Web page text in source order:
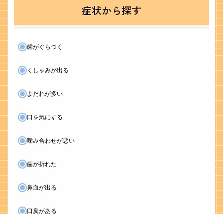
症状から探す
歯がぐらつく
くしゃみが出る
よだれが多い
口を気にする
噛み合わせが悪い
歯が折れた
鼻血が出る
口臭がある